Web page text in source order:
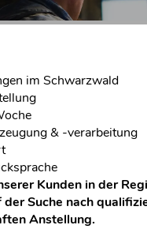
im Schwarzwald
& -verarbeitung
Kunden in der
Suche nach
Anstellung.